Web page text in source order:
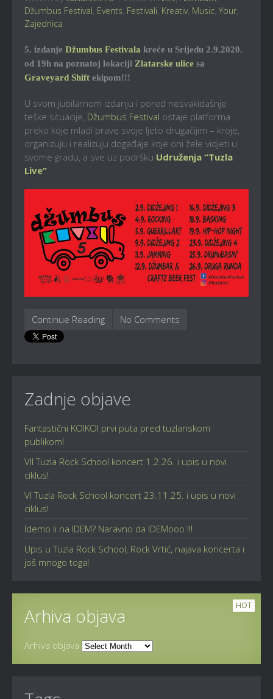
Džumbus Festival, Events, Festivali, Kreativ, Music, Your,
Zajednica
5. izdanje Džumbus Festivala kreće u Srijedu 2.9.2020.
od 19h na poznatoj lokaciji Zlatarske ulice sa
Graveyard Shift ekipom!!!
U svom jubilarnom izdanju i pored nesvakidašnje
teške situacije, Džumbus Festival ostaje platforma
preko koje mladi prave svoje ljeto drugačijim – kroje,
organizuju i realizuju događaje koje oni žele vidjeti u
svome gradu, a sve uz podršku Udruženja “Tuzla
Live”.
Continue Reading No Comments
Zadnje objave
Fantastični KOIKOI prvi puta pred tuzlanskom
publikom!
VII Tuzla Rock School koncert 1.2.26. i upis u novi
ciklus!
VI Tuzla Rock School koncert 23.11.25. i upis u novi
ciklus!
Idemo li na IDEM? Naravno da IDEMooo !!!
Upis u Tuzla Rock School, Rock Vrtić, najava koncerta i
još mnogo toga!
HOT
Arhiva objava
Arhiva objava